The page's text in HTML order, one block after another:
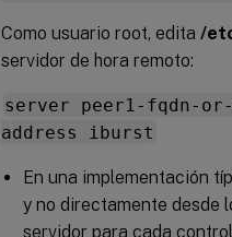
Como usuario root, edita /
servidor de hora remoto:
server peer1-fqdn-
address iburst
En una implementación
y no directamente desde
servidor para cada